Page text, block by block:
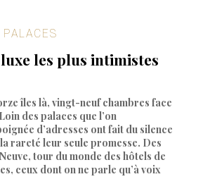
les plus intimistes
îles là, vingt-neuf chambres face
des palaces que l’on
d’adresses ont fait du silence
rareté leur seule promesse. Des
tour du monde des hôtels de
ceux dont on ne parle qu’à voix